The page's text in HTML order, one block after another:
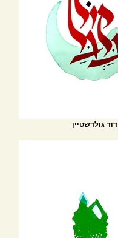
דוד גולדשטיין